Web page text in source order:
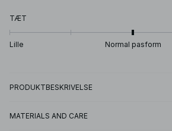
TÆT
Lille Normal pasform
PRODUKTBESKRIVELSE
MATERIALS AND CARE